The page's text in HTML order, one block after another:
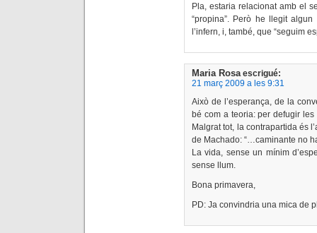
Pla, estaria relacionat amb el
“propina”. Però he llegit
l’infern, i, també, que “seguim
Maria Rosa escrigué:
21 març 2009 a les 9:31
Això de l’esperança, de la
bé com a teoria: per defugir
Malgrat tot, la contrapartida és
de Machado: “…caminante no
La vida, sense un mínim
sense llum.
Bona primavera,
PD: Ja convindria una mica de